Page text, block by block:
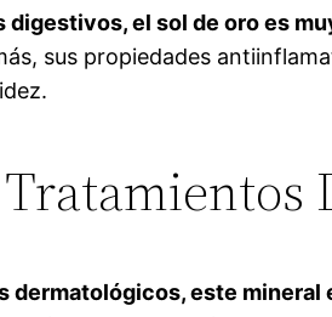
digestivos, el sol de oro es
sus propiedades
dermatológicos, este mineral